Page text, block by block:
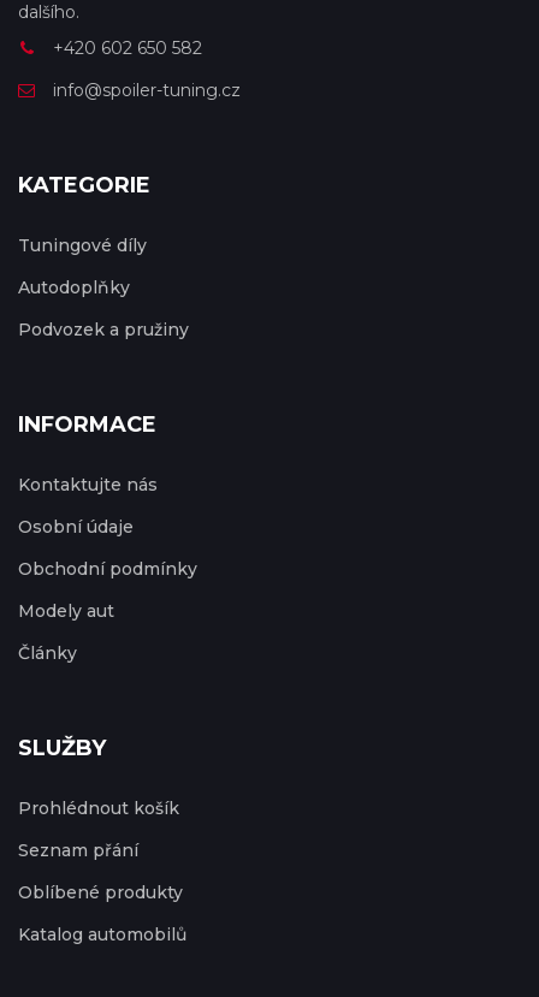
dalšího.
+420 602 650 582
info@spoiler-tuning.cz
KATEGORIE
Tuningové díly
Autodoplňky
Podvozek a pružiny
INFORMACE
Kontaktujte nás
Osobní údaje
Obchodní podmínky
Modely aut
Články
SLUŽBY
Prohlédnout košík
Seznam přání
Oblíbené produkty
Katalog automobilů